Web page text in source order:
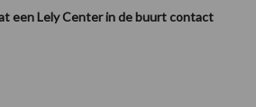
een Lely Center in de buurt contact